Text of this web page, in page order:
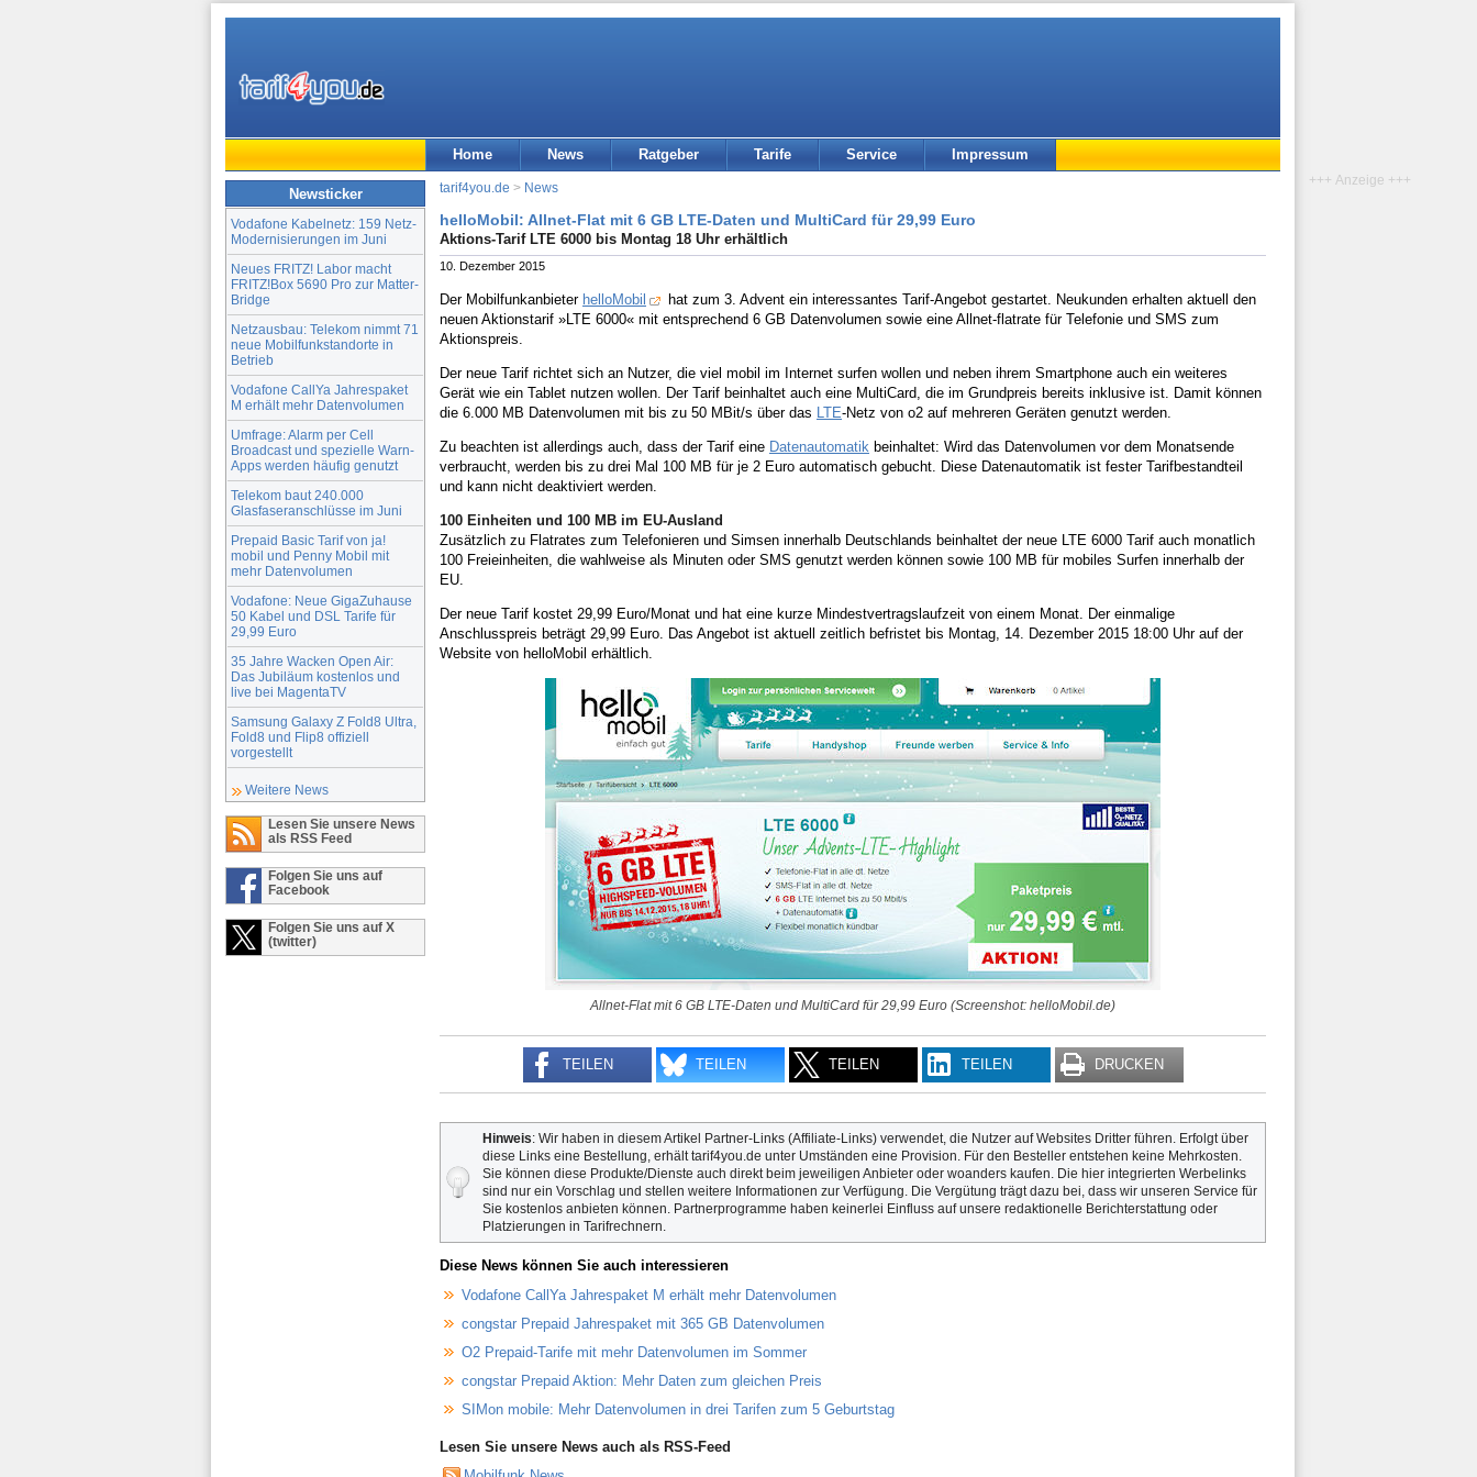
Home News Ratgeber Tarife Service Impressum
Newsticker
Vodafone Kabelnetz: 159 Netz-
Modernisierungen im Juni
Neues FRITZ! Labor macht
FRITZ!Box 5690 Pro zur Matter-
Bridge
Netzausbau: Telekom nimmt 71
neue Mobilfunkstandorte in
Betrieb
Vodafone CallYa Jahrespaket
M erhält mehr Datenvolumen
Umfrage: Alarm per Cell
Broadcast und spezielle Warn-
Apps werden häufig genutzt
Telekom baut 240.000
Glasfaseranschlüsse im Juni
Prepaid Basic Tarif von ja!
mobil und Penny Mobil mit
mehr Datenvolumen
Vodafone: Neue GigaZuhause
50 Kabel und DSL Tarife für
29,99 Euro
35 Jahre Wacken Open Air:
Das Jubiläum kostenlos und
live bei MagentaTV
Samsung Galaxy Z Fold8 Ultra,
Fold8 und Flip8 offiziell
vorgestellt
Weitere News
Lesen Sie unsere News
als RSS Feed
Folgen Sie uns auf
Facebook
Folgen Sie uns auf X
(twitter)
tarif4you.de > News
helloMobil: Allnet-Flat mit 6 GB LTE-Daten und MultiCard für 29,99 Euro
Aktions-Tarif LTE 6000 bis Montag 18 Uhr erhältlich
10. Dezember 2015
Der Mobilfunkanbieter helloMobil
hat zum 3. Advent ein interessantes Tarif-Angebot gestartet. Neukunden erhalten aktuell den
neuen Aktionstarif »LTE 6000« mit entsprechend 6 GB Datenvolumen sowie eine Allnet-flatrate für Telefonie und SMS zum
Aktionspreis.
Der neue Tarif richtet sich an Nutzer, die viel mobil im Internet surfen wollen und neben ihrem Smartphone auch ein weiteres
Gerät wie ein Tablet nutzen wollen. Der Tarif beinhaltet auch eine MultiCard, die im Grundpreis bereits inklusive ist. Damit können
die 6.000 MB Datenvolumen mit bis zu 50 MBit/s über das LTE-Netz von o2 auf mehreren Geräten genutzt werden.
Zu beachten ist allerdings auch, dass der Tarif eine Datenautomatik beinhaltet: Wird das Datenvolumen vor dem Monatsende
verbraucht, werden bis zu drei Mal 100 MB für je 2 Euro automatisch gebucht. Diese Datenautomatik ist fester Tarifbestandteil
und kann nicht deaktiviert werden.
100 Einheiten und 100 MB im EU-Ausland
Zusätzlich zu Flatrates zum Telefonieren und Simsen innerhalb Deutschlands beinhaltet der neue LTE 6000 Tarif auch monatlich
100 Freieinheiten, die wahlweise als Minuten oder SMS genutzt werden können sowie 100 MB für mobiles Surfen innerhalb der
EU.
Der neue Tarif kostet 29,99 Euro/Monat und hat eine kurze Mindestvertragslaufzeit von einem Monat. Der einmalige
Anschlusspreis beträgt 29,99 Euro. Das Angebot ist aktuell zeitlich befristet bis Montag, 14. Dezember 2015 18:00 Uhr auf der
Website von helloMobil erhältlich.
Allnet-Flat mit 6 GB LTE-Daten und MultiCard für 29,99 Euro (Screenshot: helloMobil.de)
TEILEN TEILEN TEILEN TEILEN DRUCKEN
Hinweis: Wir haben in diesem Artikel Partner-Links (Affiliate-Links) verwendet, die Nutzer auf Websites Dritter führen. Erfolgt über
diese Links eine Bestellung, erhält tarif4you.de unter Umständen eine Provision. Für den Besteller entstehen keine Mehrkosten.
Sie können diese Produkte/Dienste auch direkt beim jeweiligen Anbieter oder woanders kaufen. Die hier integrierten Werbelinks
sind nur ein Vorschlag und stellen weitere Informationen zur Verfügung. Die Vergütung trägt dazu bei, dass wir unseren Service für
Sie kostenlos anbieten können. Partnerprogramme haben keinerlei Einfluss auf unsere redaktionelle Berichterstattung oder
Platzierungen in Tarifrechnern.
Diese News können Sie auch interessieren
Vodafone CallYa Jahrespaket M erhält mehr Datenvolumen
congstar Prepaid Jahrespaket mit 365 GB Datenvolumen
O2 Prepaid-Tarife mit mehr Datenvolumen im Sommer
congstar Prepaid Aktion: Mehr Daten zum gleichen Preis
SIMon mobile: Mehr Datenvolumen in drei Tarifen zum 5 Geburtstag
Lesen Sie unsere News auch als RSS-Feed
+++ Anzeige +++